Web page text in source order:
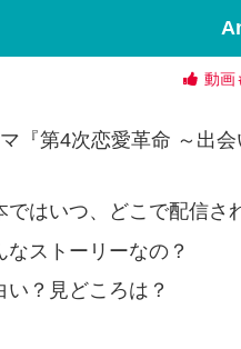
動画
『第4次恋愛革命 ～出
ではいつ、どこで配信さ
なストーリーなの？
い？見どころは？